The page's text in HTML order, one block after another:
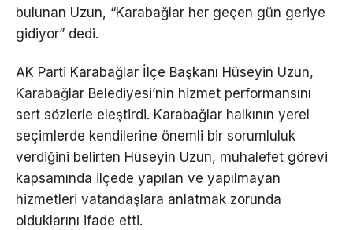
bulunan Uzun, “Karabağlar her geçen gün geriye
gidiyor” dedi.
AK Parti Karabağlar İlçe Başkanı Hüseyin Uzun,
Karabağlar Belediyesi’nin hizmet performansını
sert sözlerle eleştirdi. Karabağlar halkının yerel
seçimlerde kendilerine önemli bir sorumluluk
verdiğini belirten Hüseyin Uzun, muhalefet görevi
kapsamında ilçede yapılan ve yapılmayan
hizmetleri vatandaşlara anlatmak zorunda
olduklarını ifade etti.